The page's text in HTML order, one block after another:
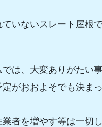
いないスレート屋
は、大変ありがたい
がおおよそでも決
者を増やす等は一切し